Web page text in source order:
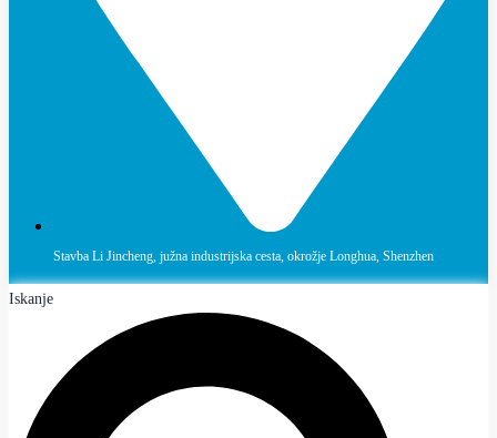
Stavba Li Jincheng, južna industrijska cesta, okrožje Longhua, Shenzhen
Iskanje